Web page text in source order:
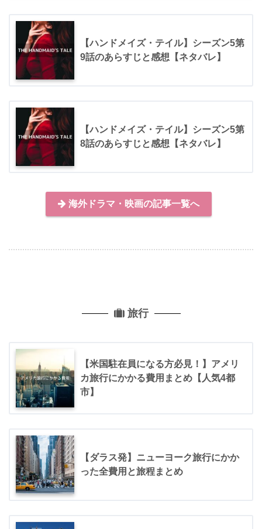
【ハンドメイズ・テイル】シーズン5第
9話のあらすじと感想【ネタバレ】
【ハンドメイズ・テイル】シーズン5第
8話のあらすじと感想【ネタバレ】
海外ドラマ・映画の記事一覧へ
旅行
【米国駐在員になる方必見！】アメリ
カ旅行にかかる費用まとめ【人気4都
市】
【ダラス発】ニューヨーク旅行にかか
った全費用と旅程まとめ